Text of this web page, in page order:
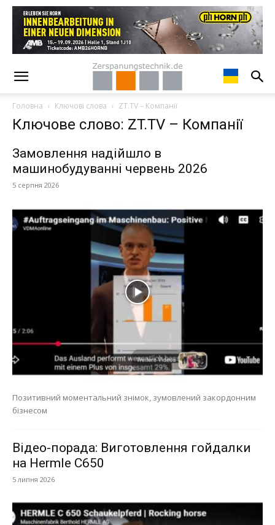
Головна Ключові слова ZT.TV – Компанії
Ключове слово: ZT.TV – Компанії
Замовлення надійшло в
машинобудуванні червень 2026
5 серпня 2026
Позитивний моментальний знімок, зумовлений закордонним
бізнесом
Відео-порада: Виготовлення гойдалки
на Hermle C650
5 липня 2026